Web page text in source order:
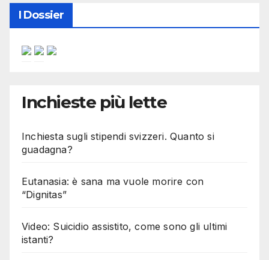
I Dossier
Inchieste più lette
Inchiesta sugli stipendi svizzeri. Quanto si
guadagna?
Eutanasia: è sana ma vuole morire con
“Dignitas”
Video: Suicidio assistito, come sono gli ultimi
istanti?